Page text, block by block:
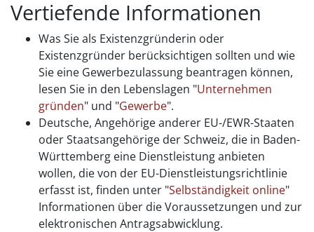
Vertiefende Informationen
Was Sie als Existenzgründerin oder
Existenzgründer berücksichtigen sollten und wie
Sie eine Gewerbezulassung beantragen können,
lesen Sie in den Lebenslagen "Unternehmen
gründen" und "Gewerbe".
Deutsche, Angehörige anderer EU-/EWR-Staaten
oder Staatsangehörige der Schweiz, die in Baden-
Württemberg eine Dienstleistung anbieten
wollen, die von der EU-Dienstleistungsrichtlinie
erfasst ist, finden unter "Selbständigkeit online"
Informationen über die Voraussetzungen und zur
elektronischen Antragsabwicklung.